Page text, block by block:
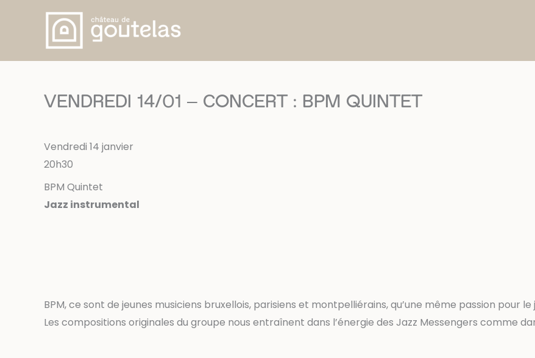
VENDREDI 14/01 – CONCERT : BPM QUINTET
Vendredi 14 janvier
20h30
BPM Quintet
Jazz instrumental
BPM, ce sont de jeunes musiciens bruxellois, parisiens et montpelliérains, qu’une même passion pour
Les compositions originales du groupe nous entraînent dans l’énergie des Jazz Messengers comme